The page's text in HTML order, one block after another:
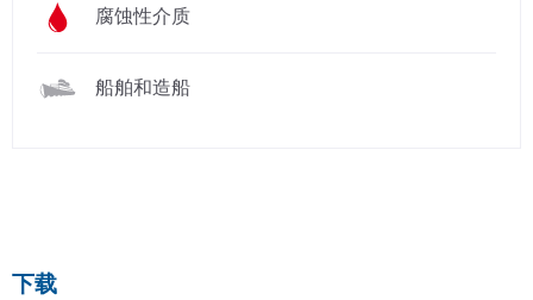
腐蚀性介质
船舶和造船
下载